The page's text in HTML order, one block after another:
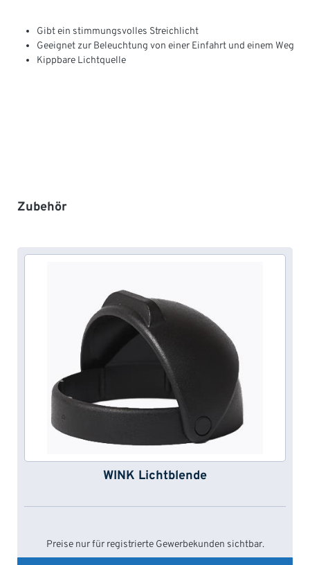
Gibt ein stimmungsvolles Streichlicht
Geeignet zur Beleuchtung von einer Einfahrt und einem Weg
Kippbare Lichtquelle
Produktgalerie überspringen
Zubehör
WINK Lichtblende
Preise nur für registrierte Gewerbekunden sichtbar.